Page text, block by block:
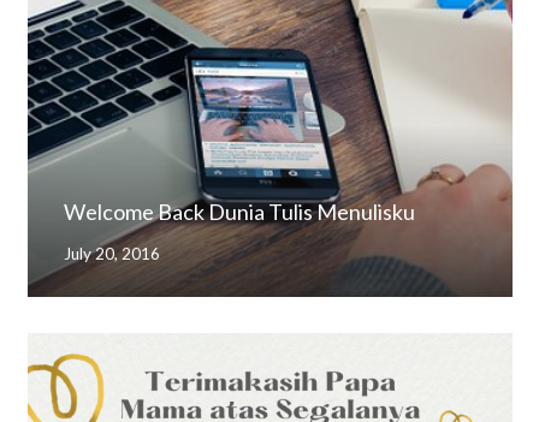
Welcome Back Dunia Tulis Menulisku
July 20, 2016